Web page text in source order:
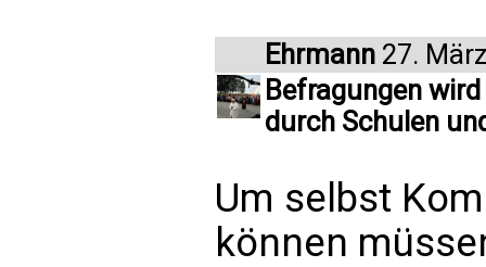
Ehrmann 27.
Befragungen
durch Schulen
Um selbst
können